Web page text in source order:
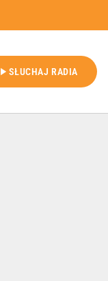
play_arrowSŁUCHAJ RADIA